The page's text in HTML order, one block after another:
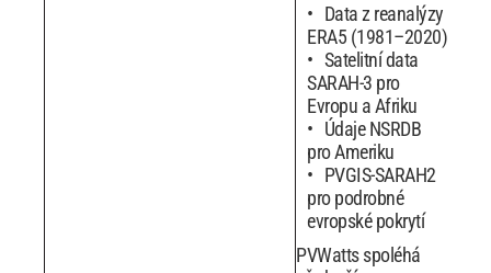
Data z reanalýzy
ERA5 (1981–2020)
Satelitní data
SARAH-3 pro
Evropu a Afriku
Údaje NSRDB
pro Ameriku
PVGIS-SARAH2
pro podrobné
evropské pokrytí
PVWatts spoléhá